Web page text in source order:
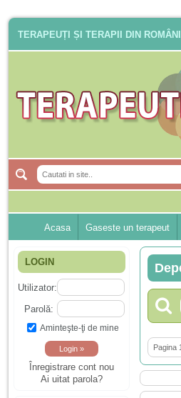
TERAPEUȚI ȘI TERAPII DIN
Acasa Gaseste un terapeut
LOGIN
Utilizator:
Parolă:
Aminteşte-ţi de mine
Înregistrare cont nou
Ai uitat parola?
Pagina